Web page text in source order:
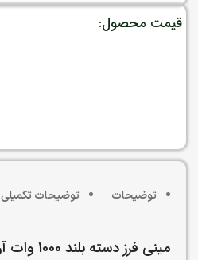
قیمت محصول:
توضیحات توضیحات تکمیلی
مینی فرز دسته بلند 1000 وات آروا کد 5591